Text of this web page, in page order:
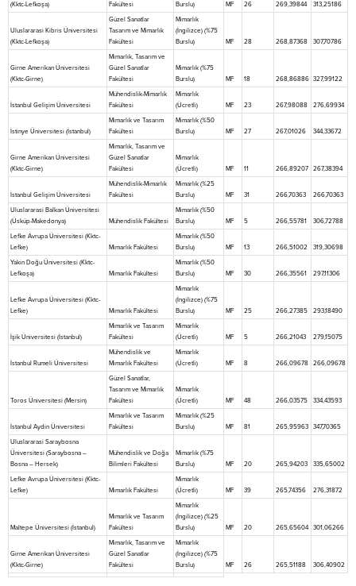
(Kktc-Lefkoşa)
Fakültesi
Burslu)
MF 26 269,39844 313,25186
Uluslararasi Kibris Üniversitesi
(Kktc-Lefkoşa)
Güzel Sanatlar
Tasarım ve Mimarlık
Fakültesi
Mimarlık
(İngilizce) (%75
Burslu)
MF 28 268,87368 307,70786
Girne Amerikan Üniversitesi
(Kktc-Girne)
Mimarlık, Tasarım ve
Güzel Sanatlar
Fakültesi
Mimarlık (%75
Burslu)
MF 18 268,86886 327,99122
İstanbul Gelişim Üniversitesi
Mühendislik-Mimarlık
Fakültesi
Mimarlık
(Ücretli)
MF 23 267,98088 276,69934
İstinye Üniversitesi (İstanbul)
Mimarlık ve Tasarım
Fakültesi
Mimarlık (%50
Burslu)
MF 27 267,01026 344,33672
Girne Amerikan Üniversitesi
(Kktc-Girne)
Mimarlık, Tasarım ve
Güzel Sanatlar
Fakültesi
Mimarlık
(Ücretli)
MF 11 266,89207 267,38394
İstanbul Gelişim Üniversitesi
Mühendislik-Mimarlık
Fakültesi
Mimarlık (%25
Burslu)
MF 31 266,70363 266,70363
Uluslararasi Balkan Üniversitesi
(Üsküp-Makedonya)
Mühendislik Fakültesi
Mimarlık (%50
Burslu)
MF 5 266,55781 306,72788
Lefke Avrupa Üniversitesi (Kktc-
Lefke)
Mimarlık Fakültesi
Mimarlık (%50
Burslu)
MF 13 266,51002 319,30698
Yakin Doğu Üniversitesi (Kktc-
Lefkoşa)
Mimarlık Fakültesi
Mimarlık (%50
Burslu)
MF 30 266,35561 297,11306
Lefke Avrupa Üniversitesi (Kktc-
Lefke)
Mimarlık Fakültesi
Mimarlık
(İngilizce) (%75
Burslu)
MF 25 266,27385 293,18490
İşik Üniversitesi (İstanbul)
Mimarlık ve Tasarım
Fakültesi
Mimarlık
(Ücretli)
MF 5 266,21043 279,15075
İstanbul Rumeli Üniversitesi
Mühendislik ve
Mimarlık Fakültesi
Mimarlık
(Ücretli)
MF 8 266,09678 266,09678
Toros Üniversitesi (Mersin)
Güzel Sanatlar,
Tasarım ve Mimarlık
Fakültesi
Mimarlık
(Ücretli)
MF 48 266,03575 334,43593
İstanbul Aydin Üniversitesi
Mimarlık ve Tasarım
Fakültesi
Mimarlık (%25
Burslu)
MF 81 265,95963 347,70365
Uluslararasi Saraybosna
Üniversitesi (Saraybosna –
Bosna – Hersek)
Mühendislik ve Doğa
Bilimleri Fakültesi
Mimarlık (%75
Burslu)
MF 20 265,94203 335,65002
Lefke Avrupa Üniversitesi (Kktc-
Lefke)
Mimarlık Fakültesi
Mimarlık
(Ücretli)
MF 39 265,74356 276,31872
Maltepe Üniversitesi (İstanbul)
Mimarlık ve Tasarım
Fakültesi
Mimarlık
(İngilizce) (%25
Burslu)
MF 20 265,65604 301,06266
Girne Amerikan Üniversitesi
(Kktc-Girne)
Mimarlık, Tasarım ve
Güzel Sanatlar
Fakültesi
Mimarlık
(İngilizce) (%75
Burslu)
MF 26 265,51188 306,40902